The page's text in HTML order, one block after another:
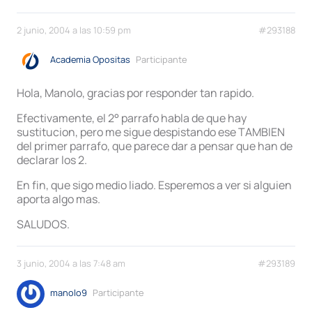
2 junio, 2004 a las 10:59 pm #293188
Academia Opositas Participante
Hola, Manolo, gracias por responder tan rapido.
Efectivamente, el 2° parrafo habla de que hay
sustitucion, pero me sigue despistando ese TAMBIEN
del primer parrafo, que parece dar a pensar que han de
declarar los 2.
En fin, que sigo medio liado. Esperemos a ver si alguien
aporta algo mas.
SALUDOS.
3 junio, 2004 a las 7:48 am #293189
manolo9 Participante